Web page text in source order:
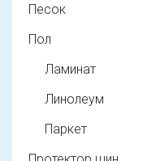
Песок
Пол
Ламинат
Линолеум
Паркет